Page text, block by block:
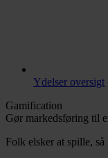
Ydelser oversigt
Gamification
Gør markedsføring til
Folk elsker at spille,